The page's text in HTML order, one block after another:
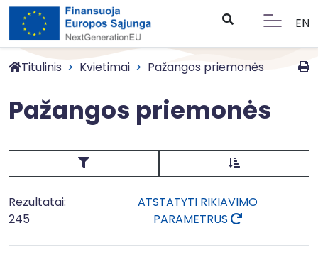
EN
Titulinis Kvietimai Pažangos priemonės
Pažangos priemonės
Rezultatai:
245
ATSTATYTI RIKIAVIMO
PARAMETRUS